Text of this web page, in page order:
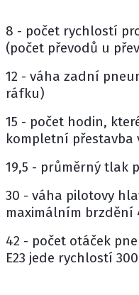
8 - počet rychlostí
(počet převodů u
12 - váha zadní
ráfku)
15 - počet hodin,
kompletní přestavba
19,5 - průměrný tlak
30 - váha pilotovy
maximálním brzdění
42 - počet otáček
E23 jede rychlostí